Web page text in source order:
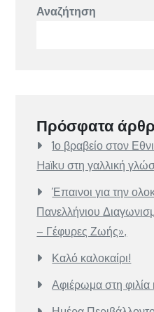
Αναζήτηση
Πρόσφατα
1ο βραβείο στον
Haïku στη γαλλική
Έπαινοι για την
Πανελλήνιου
– Γέφυρες Ζωής»,
Καλό καλοκαίρι!
Αφιέρωμα στη φιλία